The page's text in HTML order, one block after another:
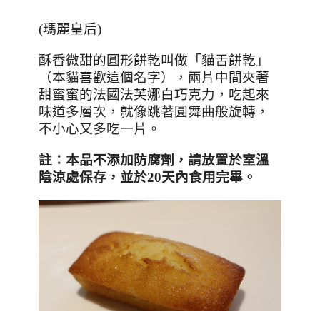
(瑪麗皇后)
酥香微甜的圓形餅乾叫做 「貓舌餅乾」
（本貓喜歡這個名字），兩片中間夾著
甜蜜蜜的法國法芙娜白巧克力，吃起來
味道多層次，就像跳著圓舞曲般旋轉，
不小心又多吃一片。
註 ：本品不添加防腐劑， 請放置於室溫
陰涼處保存，並於20天內食用完畢。